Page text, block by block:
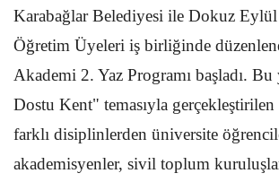
Karabağlar Belediyesi ile Dokuz
Öğretim Üyeleri iş birliğinde
Akademi 2. Yaz Programı başladı.
Dostu Kent" temasıyla
farklı disiplinlerden üniversite
akademisyenler, sivil toplum